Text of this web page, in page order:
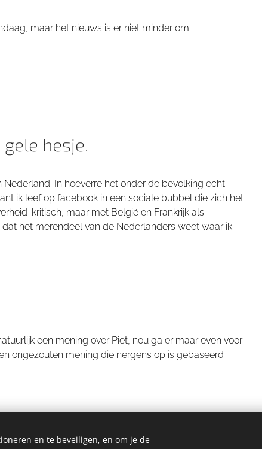
maar het nieuws is er niet minder om.
hesje.
In hoeverre het onder de bevolking echt
ik leef op facebook in een sociale bubbel die zich het
kritisch, maar met België en Frankrijk als
het merendeel van de Nederlanders weet waar ik
een mening over Piet, nou ga er maar even voor
ongezouten mening die nergens op is gebaseerd
en te beveiligen, en om je de